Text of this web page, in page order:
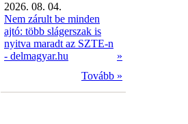
2026. 08. 04.
Nem zárult be minden
ajtó: több slágerszak is
nyitva maradt az SZTE-n
- delmagyar.hu
»
Tovább »